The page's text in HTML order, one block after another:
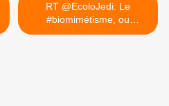
RT @EcoloJedi: Le
#biomimétisme, ou
comment... >